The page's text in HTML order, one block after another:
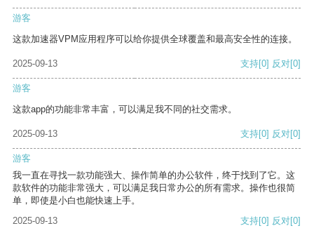
游客
这款加速器VPM应用程序可以给你提供全球覆盖和最高安全性的连接。
2025-09-13 支持[0] 反对[0]
游客
这款app的功能非常丰富，可以满足我不同的社交需求。
2025-09-13 支持[0] 反对[0]
游客
我一直在寻找一款功能强大、操作简单的办公软件，终于找到了它。这
款软件的功能非常强大，可以满足我日常办公的所有需求。操作也很简
单，即使是小白也能快速上手。
2025-09-13
支持[0] 反对[0]